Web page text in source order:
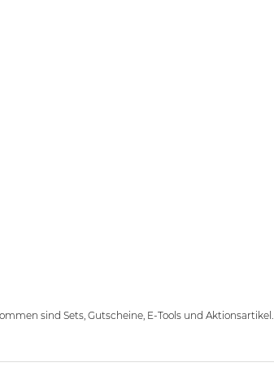
sind Sets, Gutscheine, E-Tools und Aktionsartikel.